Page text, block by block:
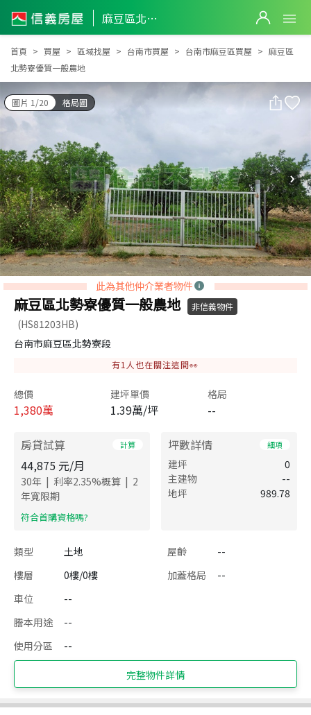
麻豆區北勢寮優質一般農地
麻豆區北勢寮優質一般農地
首頁 買屋 區域找屋 台南市買屋 台南市麻豆區買屋
麻豆區
北勢寮優質一般農地
圖片 1/20 格局圖
此為其他仲介業者物件
麻豆區北勢寮優質一般農地 非信義物件
(HS81203HB)
台南市麻豆區北勢寮段
有1 人也在關注這間👀
總價
1,380萬
建坪單價
1.39萬/坪
格局
--
房貸試算 計算
44,875 元/月
30年 | 利率2.35%概算 | 2
年寬限期
​符合首購資格嗎?
坪數詳情 細項
建坪
0
主建物
--
地坪
989.78
類型 土地 屋齡
--
樓層
0樓/0樓 加蓋格局
--
車位
--
謄本用途
--
使用分區
--
完整物件詳情